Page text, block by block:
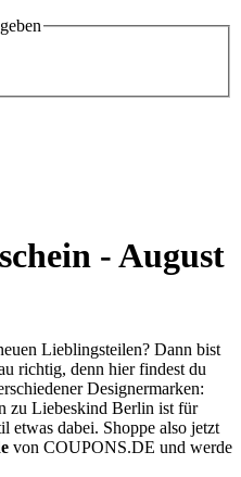
- August
Lieblingsteilen? Dann bist
richtig, denn hier findest du
Designermarken:
zu Liebeskind Berlin ist für
etwas dabei. Shoppe also jetzt
von COUPONS.DE und werde